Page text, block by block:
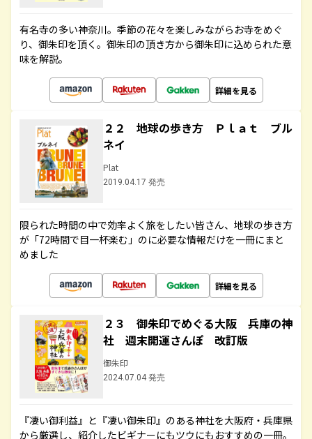
有名寺の多い神奈川。季節の花々を楽しみながらお寺をめぐ
り、御朱印を頂く。御朱印の頂き方から御朱印に込められた意
味を解説。
詳細を見る
２２ 地球の歩き方 Ｐｌａｔ ブル
ネイ
Plat
2019.04.17 発売
限られた時間の中で効率よく旅をしたい皆さん、地球の歩き方
が「72時間で目一杯楽む」のに必要な情報だけを一冊にまと
めました
詳細を見る
２３ 御朱印でめぐる大阪 兵庫の神
社 週末開運さんぽ 改訂版
御朱印
2024.07.04 発売
『凄い御利益』と『凄い御朱印』のある神社を大阪府・兵庫県
から厳選し、紹介したビギナーにもツウにもおすすめの一冊。